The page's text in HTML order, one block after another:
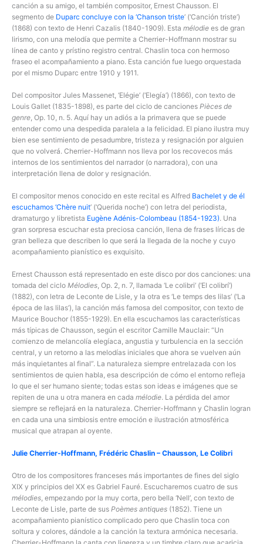
canción a su amigo, el también compositor, Ernest Chausson. El
segmento de Duparc concluye con la ‘Chanson triste’ (‘Canción triste’)
(1868) con texto de Henri Cazalis (1840-1909). Esta mélodie es de gran
lirismo, con una melodía que permite a Cherrier-Hoffmann mostrar su
línea de canto y prístino registro central. Chaslin toca con hermoso
fraseo el acompañamiento a piano. Esta canción fue luego orquestada
por el mismo Duparc entre 1910 y 1911.
Del compositor Jules Massenet, ‘Elégie’ (‘Elegía’) (1866), con texto de
Louis Gallet (1835-1898), es parte del ciclo de canciones Pièces de
genre , Op. 10, n. 5. Aquí hay un adiós a la primavera que se puede
entender como una despedida paralela a la felicidad. El piano ilustra muy
bien ese sentimiento de pesadumbre, tristeza y resignación por alguien
que no volverá. Cherrier-Hoffmann nos lleva por los recovecos más
internos de los sentimientos del narrador (o narradora), con una
interpretación llena de dolor y resignación.
El compositor menos conocido en este recital es Alfred Bachelet y de él
escuchamos ‘Chère nuit’ (‘Querida noche’) con letra del periodista,
dramaturgo y libretista Eugène Adénis-Colombeau (1854-1923). Una
gran sorpresa escuchar esta preciosa canción, llena de frases líricas de
gran belleza que describen lo que será la llegada de la noche y cuyo
acompañamiento pianístico es exquisito.
Ernest Chausson está representado en este disco por dos canciones: una
tomada del ciclo Mélodies, Op. 2, n. 7, llamada ‘Le colibri’ (‘El colibrí’)
(1882), con letra de Leconte de Lisle, y la otra es ‘Le temps des lilas’ (‘La
época de las lilas’), la canción más famosa del compositor, con texto de
Maurice Bouchor (1855-1929). En ella escuchamos las características
más típicas de Chausson, según el escritor Camille Mauclair: “Un
comienzo de melancolía elegíaca, angustia y turbulencia en la sección
central, y un retorno a las melodías iniciales que ahora se vuelven aún
más inquietantes al final”. La naturaleza siempre entrelazada con los
sentimientos de quien habla, esa descripción de cómo el entorno refleja
lo que el ser humano siente; todas estas son ideas e imágenes que se
repiten de una u otra manera en cada mélodie. La pérdida del amor
siempre se reflejará en la naturaleza. Cherrier-Hoffmann y Chaslin logran
en cada una una simbiosis entre emoción e ilustración atmosférica
musical que atrapan al oyente.
Julie Cherrier-Hoffmann, Frédéric Chaslin – Chausson, Le Colibri
Otro de los compositores franceses más importantes de fines del siglo
XIX y principios del XX es Gabriel Fauré. Escucharemos cuatro de sus
mélodies, empezando por la muy corta, pero bella ‘Nell’, con texto de
Leconte de Lisle, parte de sus Poèmes antiques (1852). Tiene un
acompañamiento pianístico complicado pero que Chaslin toca con
soltura y colores, dándole a la canción la textura armónica necesaria.